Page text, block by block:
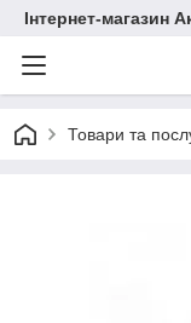
Інтернет-магазин
Товари та